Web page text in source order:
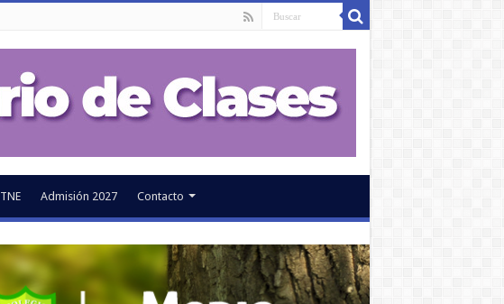
TNE Admisión 2027 Contacto